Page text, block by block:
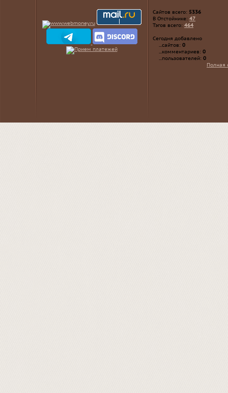
Сайтов всего: 5336
В Отстойнике: 47
Тэгов всего: 464
Сегодня добавлено
...сайтов: 0
...комментариев: 0
...пользователей: 0
Полная